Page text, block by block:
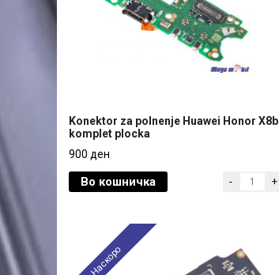
Konektor za polnenje Huawei Honor X8b
900 ден
Konektor za polnenje Huawei Honor X8b
komplet plocka
900 ден
Во кошничка - +
Наскоро